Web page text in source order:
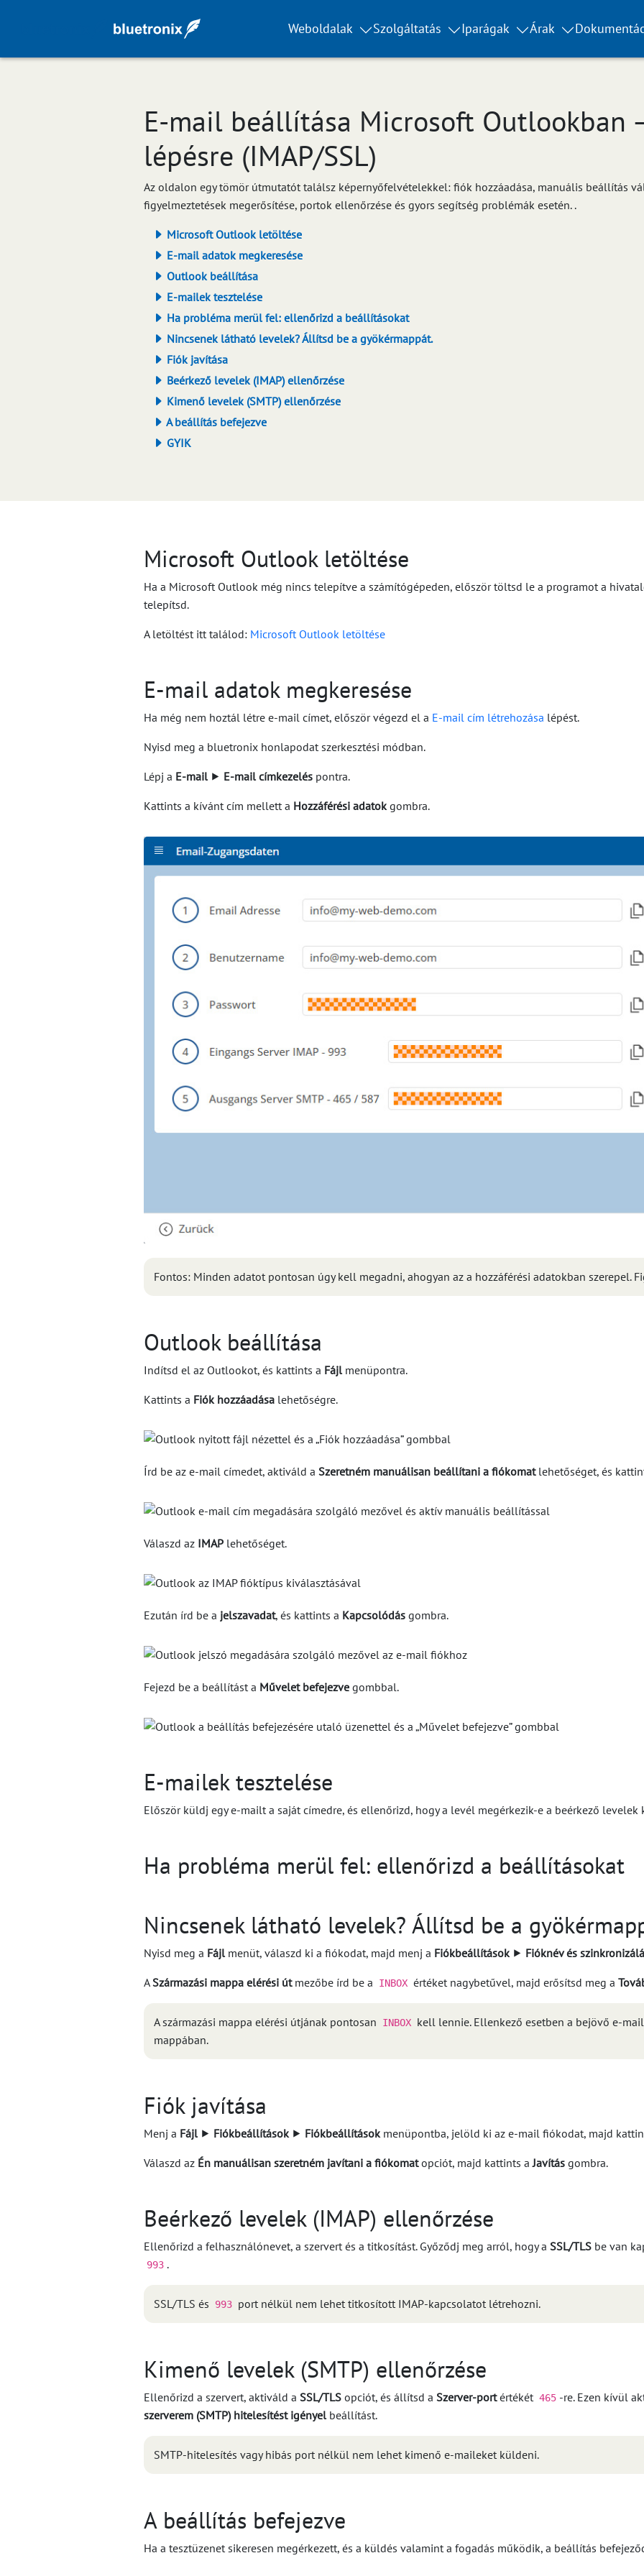
Weboldalak Szolgáltatás Iparágak Árak
E-mail beállítása Microsoft Outlookban
lépésre (IMAP/SSL)
Az oldalon egy tömör útmutatót találsz képernyőfelvételekkel: fiók hozzáadása, manuális beállítás
figyelmeztetések megerősítése, portok ellenőrzése és gyors segítség problémák esetén. .
Microsoft Outlook letöltése
E-mail adatok megkeresése
Outlook beállítása
E-mailek tesztelése
Ha probléma merül fel: ellenőrizd a beállításokat
Nincsenek látható levelek? Állítsd be a gyökérmappát.
Fiók javítása
Beérkező levelek (IMAP) ellenőrzése
Kimenő levelek (SMTP) ellenőrzése
A beállítás befejezve
GYIK
Microsoft Outlook letöltése
Ha a Microsoft Outlook még nincs telepítve a számítógépeden, először töltsd le a programot a
telepítsd.
A letöltést itt találod: Microsoft Outlook letöltése
E-mail adatok megkeresése
Ha még nem hoztál létre e-mail címet, először végezd el a E-mail cím létrehozása lépést.
Nyisd meg a bluetronix honlapodat szerkesztési módban.
Lépj a E-mail⯈ E-mail címkezelés pontra.
Kattints a kívánt cím mellett a Hozzáférési adatokgombra.
Fontos: Minden adatot pontosan úgy kell megadni, ahogyan az a hozzáférési adatokban szerepel.
Outlook beállítása
Indítsd el az Outlookot, és kattints a Fájlmenüpontra.
Kattints a Fiók hozzáadása lehetőségre.
Írd be az e-mail címedet, aktiváld a Szeretném manuálisan beállítani a fiókomatlehetőséget, és
Válaszd az IMAP lehetőséget.
Ezután írd be a jelszavadat, és kattints a Kapcsolódás gombra.
Fejezd be a beállítást a Művelet befejezve gombbal.
E-mailek tesztelése
Először küldj egy e-mailt a saját címedre, és ellenőrizd, hogy a levél megérkezik-e a beérkező levelek
Ha probléma merül fel: ellenőrizd a beállításokat
Nincsenek látható levelek? Állítsd be a
Nyisd meg a Fájlmenüt, válaszd ki a fiókodat, majd menj a Fiókbeállítások⯈ Fióknév és
ASzármazási mappa elérési útmezőbe írd be a INBOX értéket nagybetűvel, majd erősítsd meg a
A származási mappa elérési útjának pontosan INBOX kell lennie. Ellenkező esetben a bejövő e-
mappában.
Fiók javítása
Menj a Fájl⯈ Fiókbeállítások⯈ Fiókbeállításokmenüpontba, jelöld ki az e-mail fiókodat, majd
Válaszd az Én manuálisan szeretném javítani a fiókomatopciót, majd kattints aJavítás gombra.
Beérkező levelek (IMAP) ellenőrzése
Ellenőrizd a felhasználónevet, a szervert és a titkosítást. Győződj meg arról, hogy a SSL/TLS be van
993 .
SSL/TLS és 993 port nélkül nem lehet titkosított IMAP-kapcsolatot létrehozni.
Kimenő levelek (SMTP) ellenőrzése
Ellenőrizd a szervert, aktiváld a SSL/TLS opciót, és állítsd a Szerver-portértékét 465 -re. Ezen kívül
szerverem (SMTP) hitelesítést igényelbeállítást.
SMTP-hitelesítés vagy hibás port nélkül nem lehet kimenő e-maileket küldeni.
A beállítás befejezve
Ha a tesztüzenet sikeresen megérkezett, és a küldés valamint a fogadás működik, a beállítás